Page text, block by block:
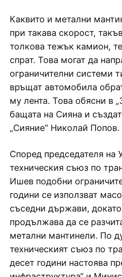
Каквито и метални
при такава скорост,
толкова тежък камион,
спрат. Това могат да
ограничителни системи
връщат автомобила
му лента. Това обясни в
бащата на Сияна и
„Сияние“ Николай Попов.
Според председателя на
техническия съюз по
Ишев подобни
години се използват
съседни държави,
продължава да се
метални мантинели. По
техническият съюз по
десет години настоява